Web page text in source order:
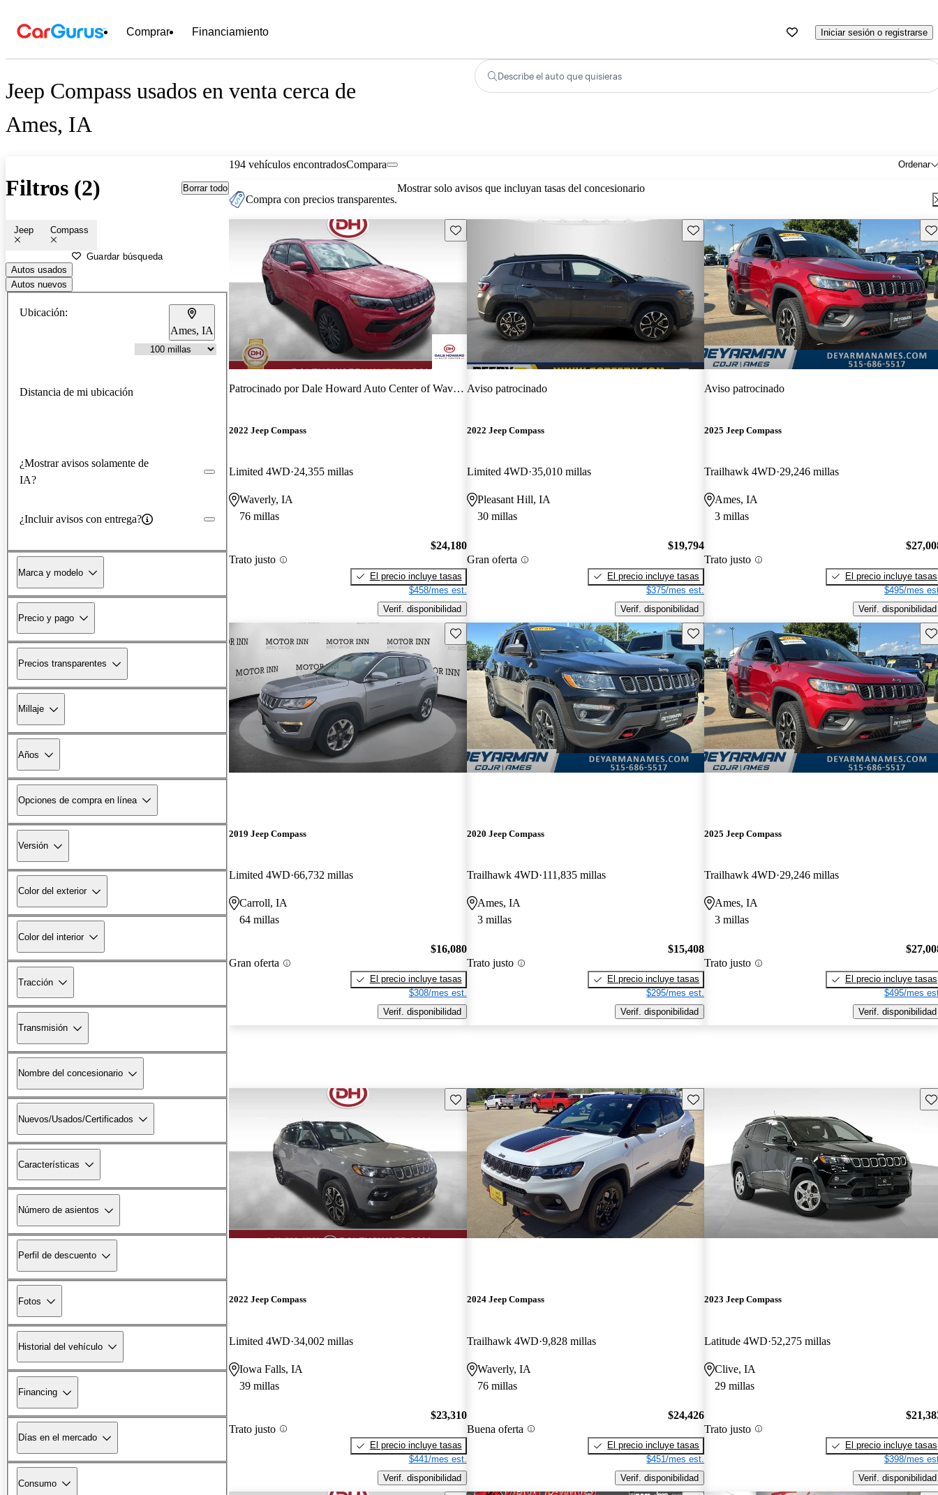
Comprar Financiamiento Iniciar sesión o registrarse
Jeep Compass usados en venta cerca de
Ames, IA
Describe el auto que quisieras
Filtros (2) Borrar todo
Jeep Compass
Guardar búsqueda
Autos usados
Autos nuevos
Ubicación:
Ames, IA
Distancia de mi ubicación
¿Mostrar avisos solamente de
IA?
¿Incluir avisos con entrega?
Marca y modelo
Precio y pago
Precios transparentes
Millaje
Años
Opciones de compra en línea
Versión
Color del exterior
Color del interior
Tracción
Transmisión
Nombre del concesionario
Nuevos/Usados/Certificados
Características
Número de asientos
Perfil de descuento
Fotos
Historial del vehículo
Financing
Días en el mercado
Consumo
194 vehículos encontrados Ordenar
Compara
Compra con precios transparentes.
Mostrar solo avisos que incluyan tasas del concesionario
Guarda este Aviso
Patrocinado porDale Howard Auto Center of Waverly
2022 Jeep Compass
Limited 4WD 24,355 millas
Waverly, IA
76 millas
Trato justo
$24,180
El precio incluye tasas
$458/mes est.
Verif. disponibilidad
Guarda este Aviso
Aviso patrocinado
2022 Jeep Compass
Limited 4WD 35,010 millas
Pleasant Hill, IA
30 millas
Gran oferta
$19,794
El precio incluye tasas
$375/mes est.
Verif. disponibilidad
Aviso patrocinado
2025 Jeep Compass
Trailhawk 4WD 29,246 millas
Ames, IA
3 millas
Trato justo
El precio incluye tasas
$495/mes
Verif. disponibilidad
Guarda este Aviso
2019 Jeep Compass
Limited 4WD 66,732 millas
Carroll, IA
64 millas
Gran oferta
$16,080
El precio incluye tasas
$308/mes est.
Verif. disponibilidad
Guarda este Aviso
2020 Jeep Compass
Trailhawk 4WD 111,835 millas
Ames, IA
3 millas
Trato justo
$15,408
El precio incluye tasas
$295/mes est.
Verif. disponibilidad
2025 Jeep Compass
Trailhawk 4WD 29,246 millas
Ames, IA
3 millas
Trato justo
El precio incluye tasas
$495/mes
Verif. disponibilidad
Guarda este Aviso
2022 Jeep Compass
Limited 4WD 34,002 millas
Iowa Falls, IA
39 millas
Trato justo
$23,310
El precio incluye tasas
$441/mes est.
Verif. disponibilidad
Guarda este Aviso
2024 Jeep Compass
Trailhawk 4WD 9,828 millas
Waverly, IA
76 millas
Buena oferta
$24,426
El precio incluye tasas
$451/mes est.
Verif. disponibilidad
2023 Jeep Compass
Latitude 4WD 52,275 millas
Clive, IA
29 millas
Trato justo
El precio incluye tasas
$398/mes
Verif. disponibilidad